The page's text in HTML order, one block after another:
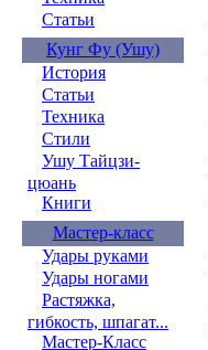
Статьи
Кунг Фу (Ушу)
История
Статьи
Техника
Стили
Ушу Тайцзи-
цюань
Книги
Мастер-класс
Удары руками
Удары ногами
Растяжка,
гибкость, шпагат...
Мастер-Класс